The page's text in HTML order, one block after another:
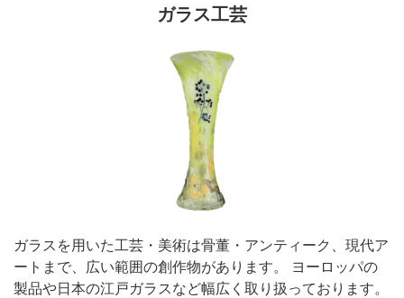
ガラス工芸
ガラスを用いた工芸・美術は骨董・アンティーク、現代ア
ートまで、広い範囲の創作物があります。 ヨーロッパの
製品や日本の江戸ガラスなど幅広く取り扱っております。